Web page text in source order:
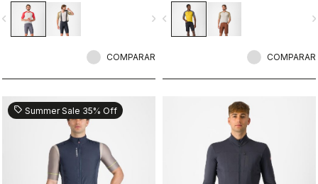
culotte con tres bolsillos está listo
para tu próxima aventura.
navigate_next
COMPARAR
todas tus salidas de aventura.
navigate_before
COMPARAR
sell Summer Sale 35% Off